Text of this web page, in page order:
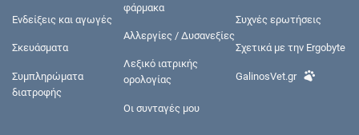
Ενδείξεις και αγωγές
Σκευάσματα
Συμπληρώματα
διατροφής
φάρμακα
Αλλεργίες / Δυσανεξίες
Λεξικό ιατρικής
ορολογίας
Οι συνταγές μου
Συχνές ερωτήσεις
Σχετικά με την Ergobyte
GalinosVet.gr